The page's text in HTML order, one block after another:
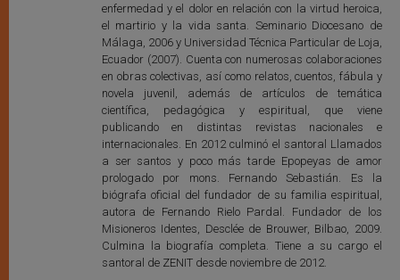
enfermedad y el dolor en relación con la virtud heroica,
el martirio y la vida santa. Seminario Diocesano de
Málaga, 2006 y Universidad Técnica Particular de Loja,
Ecuador (2007). Cuenta con numerosas colaboraciones
en obras colectivas, así como relatos, cuentos, fábula y
novela juvenil, además de artículos de temática
científica, pedagógica y espiritual, que viene
publicando en distintas revistas nacionales e
internacionales. En 2012 culminó el santoral Llamados
a ser santos y poco más tarde Epopeyas de amor
prologado por mons. Fernando Sebastián. Es la
biógrafa oficial del fundador de su familia espiritual,
autora de Fernando Rielo Pardal. Fundador de los
Misioneros Identes, Desclée de Brouwer, Bilbao, 2009.
Culmina la biografía completa. Tiene a su cargo el
santoral de ZENIT desde noviembre de 2012.